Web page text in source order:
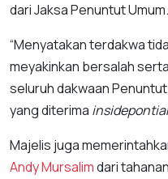
dari Jaksa Penuntut Umum.
“Menyatakan terdakwa
meyakinkan bersalah
seluruh dakwaan
yang diterima
Majelis juga
Andy Mursalimdari